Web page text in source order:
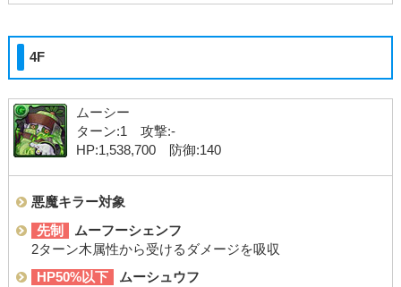
4F
ムーシー
ターン:1 攻撃:-
HP:1,538,700 防御:140
悪魔キラー対象
先制
ムーフーシェンフ
2ターン木属性から受けるダメージを吸収
HP50%以下
ムーシュウフ